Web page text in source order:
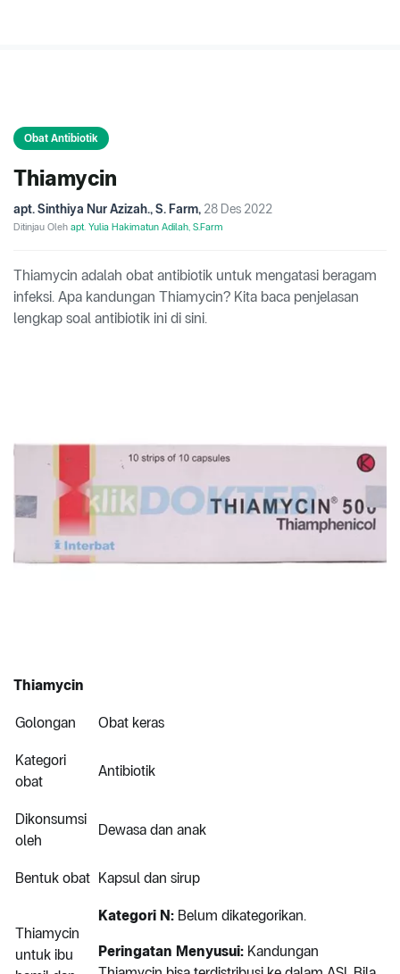
Obat Antibiotik
Thiamycin
apt. Sinthiya Nur Azizah., S. Farm, 28 Des 2022
Ditinjau Oleh apt. Yulia Hakimatun Adilah, S.Farm
Thiamycin adalah obat antibiotik untuk mengatasi beragam
infeksi. Apa kandungan Thiamycin? Kita baca penjelasan
lengkap soal antibiotik ini di sini.
Thiamycin
Golongan Obat keras
Kategori
obat
Antibiotik
Dikonsumsi
oleh
Dewasa dan anak
Bentuk obat Kapsul dan sirup
Thiamycin
untuk ibu
Kategori N: Belum dikategorikan.
Peringatan Menyusui: Kandungan